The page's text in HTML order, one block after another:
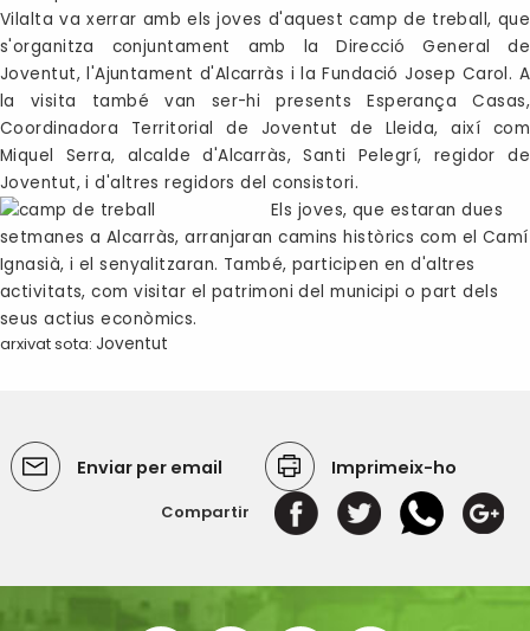
Vilalta va xerrar amb els joves d'aquest camp de treball, que
s'organitza conjuntament amb la Direcció General de
Joventut, l'Ajuntament d'Alcarràs i la Fundació Josep Carol. A
la visita també van ser-hi presentsEsperança Casas,
Coordinadora Territorial de Joventut de Lleida, així com
Miquel Serra, alcalde d'Alcarràs, Santi Pelegrí, regidor de
Joventut, i d'altres regidors del consistori.
Els joves, que estaran dues
setmanes a Alcarràs, arranjaran camins històrics com el Camí
Ignasià, i el senyalitzaran. També, participen en d'altres
activitats, com visitar el patrimoni del municipi o part dels
seus actius econòmics.
arxivat sota: Joventut
Enviar per email Imprimeix-ho
Compartir